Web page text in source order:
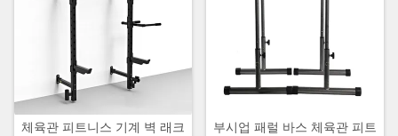
체육관 피트니스 기계 벽 래크
부시업 패럴 바스 체육관 피트